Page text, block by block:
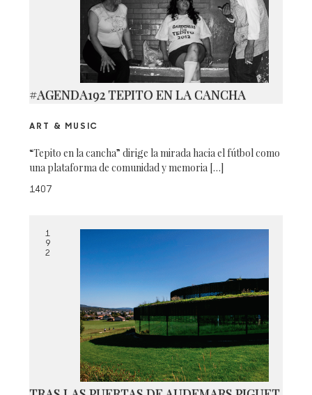
#AGENDA192 TEPITO EN LA CANCHA
ART & MUSIC
“Tepito en la cancha” dirige la mirada hacia el fútbol como
una plataforma de comunidad y memoria […]
1407
1
9
2